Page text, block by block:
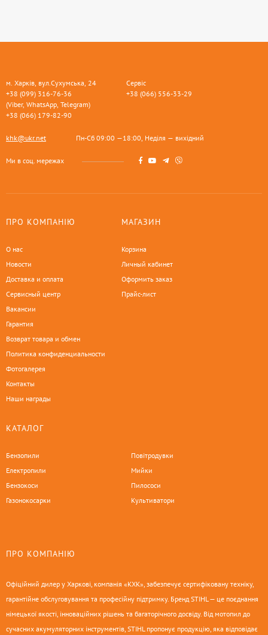
м. Харків, вул.Сухумська, 24
+38 (099) 316-76-36
(Viber, WhatsApp, Telegram)
+38 (066) 179-82-90
Сервіс
+38 (066) 556-33-29
khk@ukr.net Пн-Сб 09:00 —18:00, Неділя — вихідний
Ми в соц. мережах
ПРО КОМПАНІЮ
О нас
Новости
Доставка и оплата
Сервисный центр
Вакансии
Гарантия
Возврат товара и обмен
Политика конфиденциальности
Фотогалерея
Контакты
Наши награды
МАГАЗИН
Корзина
Личный кабинет
Оформить заказ
Прайс-лист
КАТАЛОГ
Бензопили
Електропили
Бензокоси
Газонокосарки
Повітродувки
Мийки
Пилососи
Культиватори
ПРО КОМПАНІЮ
Офіційний дилер у Харкові, компанія «КХК», забезпечує сертифіковану техніку,
гарантійне обслуговування та професійну підтримку. Бренд STIHL — це поєднання
німецької якості, інноваційних рішень та багаторічного досвіду. Від мотопил до
сучасних акумуляторних інструментів, STIHL пропонує продукцію, яка відповідає